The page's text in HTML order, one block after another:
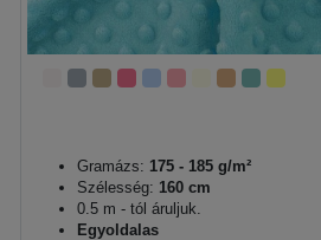
Gramázs: 175 - 185 g/m²
Szélesség: 160 cm
0.5 m - tól áruljuk.
Egyoldalas